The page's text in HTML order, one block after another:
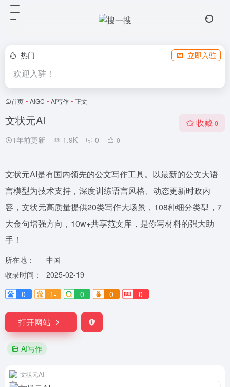
热门 立即入驻
欢迎入驻！
首页 • AIGC • AI写作 • 正文
⽂状元AI
1年前更新 1.9K 0 0
收藏 0
⽂状元AI是有国内领先的公文写作工具。以最新的公文大语
言模型为技术支持，深度训练语言风格、动态更新时政内
容，文状元高质量提供20类写作大场景，108种细分类型，7
大金句增强方向，10w+共享范文库，是你写材料的强大助
手！
所在地：
中国
收录时间：
2025-02-19
0
1- 0 0 0
打开网站
AI写作
⽂状元AI